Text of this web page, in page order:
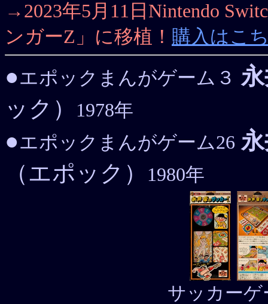
→2023年5月11日Nintendo
ンガーZ」に移植！ 購入はこ
●エポックまんがゲーム３
ック）
1978年
●エポックまんがゲーム26
（エポック）
1980年
サッカーゲ